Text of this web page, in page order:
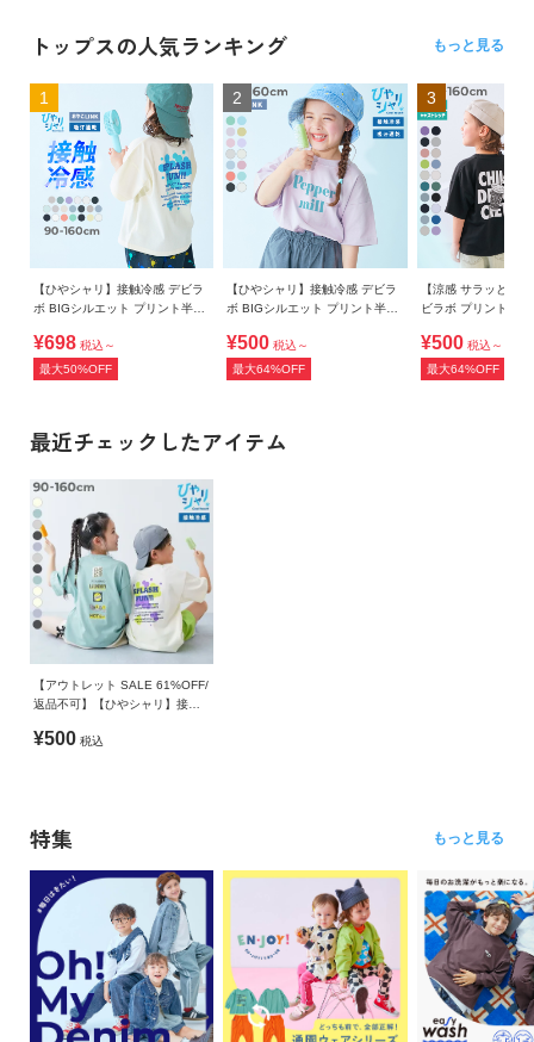
トップスの人気ランキング もっと見る
1
【ひやシャリ】接触冷感 デビラ
ボ BIGシルエット プリント半袖
¥698 税込～
最大50%OFF
2
【ひやシャリ】接触冷感 デビラ
ボ BIGシルエット プリント半袖
¥500 税込～
最大64%OFF
3
【涼感 サラッとメ
ビラボ プリント 半
¥500 税込～
最大64%OFF
最近チェックしたアイテム
【アウトレット SALE 61%OFF/
返品不可】【ひやシャリ】接触
リント半袖Tシャツ
¥500 税込
特集 もっと見る